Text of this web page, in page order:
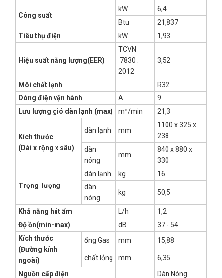
Công suất
kW
6,4
Btu
21,837
Tiêu thụ điện
kW 1,93
Hiệu suất năng lượng(EER)
TCVN
7830 :
2012
3,52
Môi chất lạnh
R32
Dòng điện vận hành
A
9
Lưu lượng gió dàn lạnh (max)
m³/min 21,3
Kích thước
(Dài x rộng x sâu)
dàn lạnh mm
1100 x 325 x
238
dàn
nóng
mm
840 x 880 x
330
Trọng lượng
dàn lạnh kg
16
dàn
nóng
kg 50,5
Khả năng hút ẩm L/h
1,2
Độ ồn(min-max)
dB
37 - 54
Kích thước
(Đường kính
ngoài)
ống Gas mm 15,88
chất lỏng mm
6,35
Nguồn cấp điện
Dàn Nóng